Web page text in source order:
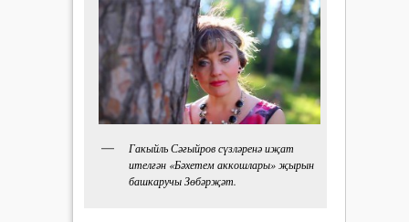
Гакыйль Сәгыйров сүзләренә иҗат
ителгән «Бәхетем аккошлары» җырын
башкаручы Зөбәрҗәт.